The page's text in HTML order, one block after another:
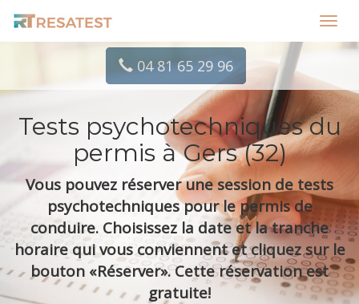
04 81 65 29 96
Tests psychotechniques du
permis à Gers (32)
Vous pouvez réserver une session de tests
psychotechniques pour le permis de
conduire. Choisissez la date et la tranche
horaire qui vous conviennent et cliquez sur le
bouton «Réserver». Cette réservation est
gratuite!